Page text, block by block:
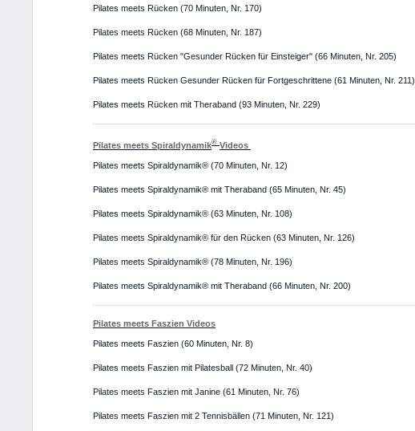
Pilates meets Rücken (70 Minuten, Nr. 170)
Pilates meets Rücken (68 Minuten, Nr. 187)
Pilates meets Rücken "Gesunder Rücken für Einsteiger" (66 Minuten, Nr. 205)
Pilates meets Rücken Gesunder Rücken für Fortgeschrittene (61 Minuten, Nr. 211)
Pilates meets Rücken mit Theraband (93 Minuten, Nr. 229)
Pilates meets Spiraldynamik® Videos
Pilates meets Spiraldynamik® (70 Minuten, Nr. 12)
Pilates meets Spiraldynamik® mit Theraband (65 Minuten, Nr. 45)
Pilates meets Spiraldynamik® (63 Minuten, Nr. 108)
Pilates meets Spiraldynamik® für den Rücken (63 Minuten, Nr. 126)
Pilates meets Spiraldynamik® (78 Minuten, Nr. 196)
Pilates meets Spiraldynamik® mit Theraband (66 Minuten, Nr. 200)
Pilates meets Faszien Videos
Pilates meets Faszien (60 Minuten, Nr. 8)
Pilates meets Faszien mit Pilatesball (72 Minuten, Nr. 40)
Pilates meets Faszien mit Janine (61 Minuten, Nr. 76)
Pilates meets Faszien mit 2 Tennisbällen (71 Minuten, Nr. 121)